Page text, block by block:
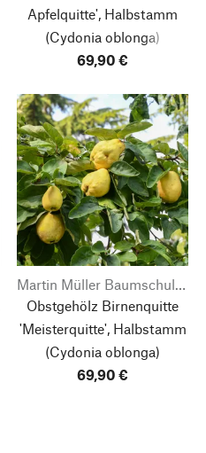
Apfelquitte', Halbstamm
(Cydonia oblonga)
69,90 €
Martin Müller Baumschulen
Obstgehölz Birnenquitte
'Meisterquitte', Halbstamm
(Cydonia oblonga)
69,90 €